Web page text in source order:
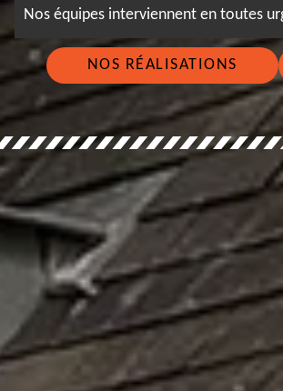
Nos équipes interviennent en toutes
NOS RÉALISATIONS